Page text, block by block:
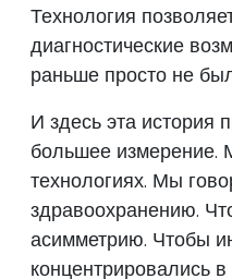
Технология
диагностические
раньше просто не
И здесь эта история
большее измерение.
технологиях. Мы
здравоохранению.
асимметрию. Чтобы
концентрировались